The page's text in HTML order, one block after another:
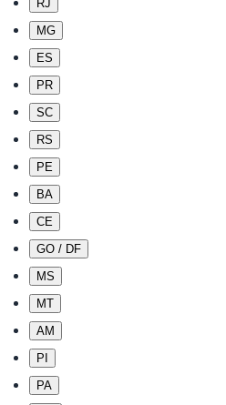
RJ
MG
ES
PR
SC
RS
PE
BA
CE
GO / DF
MS
MT
AM
PI
PA